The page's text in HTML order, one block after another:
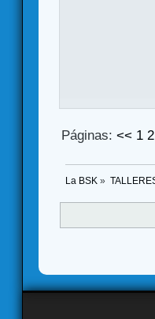
Páginas:<< 1 2
La BSK »